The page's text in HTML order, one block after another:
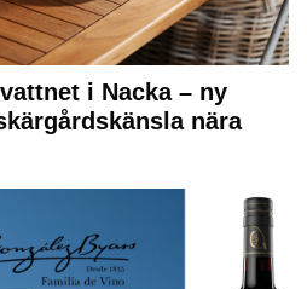
i Nacka – ny
nära